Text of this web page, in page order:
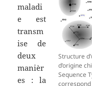
Structure
d’origine
Sequence
correspond
maladi
e est
transm
ise de
deux
manièr
es : la